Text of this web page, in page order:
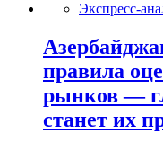
Экспресс-
правила
рынков —
станет их